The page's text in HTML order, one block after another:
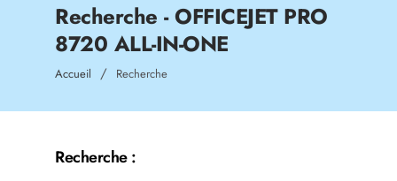
Recherche - OFFICEJET PRO
8720 ALL-IN-ONE
Accueil homeRecherche
Recherche :